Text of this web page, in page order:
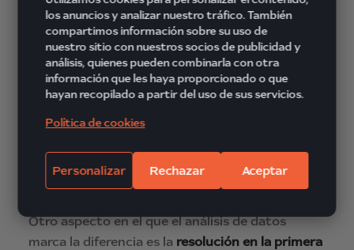
clientes, lo que maximiza las oportunidades
de conversión y minimiza los intentos fallidos.
Resolución en la
primera llamada:
Indicador clave
Otro aspecto en el que el análisis de datos
marca la diferencia es la resolución en la primera
los anuncios y analizar nuestro tráfico. También
compartimos información sobre su uso de
nuestro sitio con nuestros socios de publicidad y
análisis, quienes pueden combinarla con otra
información que les haya proporcionado o que
hayan recopilado a partir del uso de sus servicios.
Política de cookies
Personalizar Rechazar Aceptar